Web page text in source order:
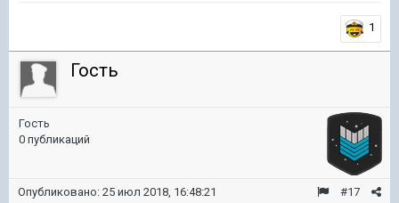
1
Гость
Гость
0 публикаций
#17
Опубликовано: 25 июл 2018, 16:48:21